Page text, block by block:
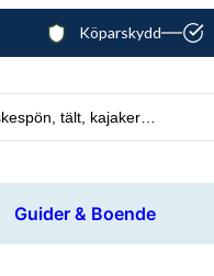
Köparskydd
Guider & Boende